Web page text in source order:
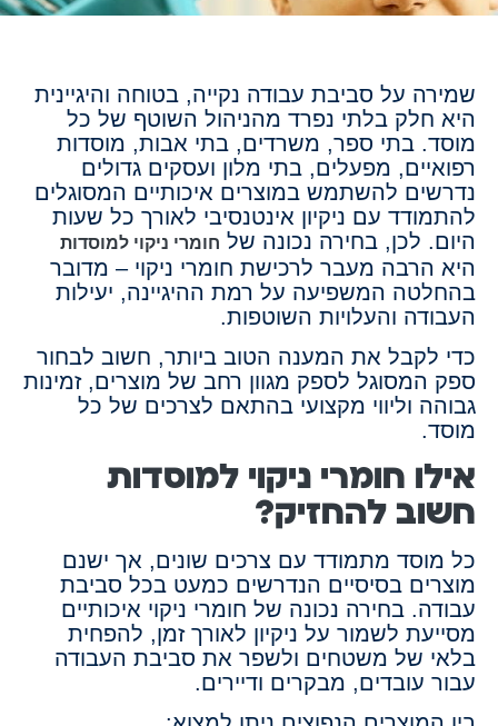
שמירה על סביבת עבודה נקייה, בטוחה והיגיינית
היא חלק בלתי נפרד מהניהול השוטף של כל
מוסד. בתי ספר, משרדים, בתי אבות, מוסדות
רפואיים, מפעלים, בתי מלון ועסקים גדולים
נדרשים להשתמש במוצרים איכותיים המסוגלים
להתמודד עם ניקיון אינטנסיבי לאורך כל שעות
היום. לכן, בחירה נכונה של חומרי ניקוי למוסדות
היא הרבה מעבר לרכישת חומרי ניקוי – מדובר
בהחלטה המשפיעה על רמת ההיגיינה, יעילות
העבודה והעלויות השוטפות.
כדי לקבל את המענה הטוב ביותר, חשוב לבחור
ספק המסוגל לספק מגוון רחב של מוצרים, זמינות
גבוהה וליווי מקצועי בהתאם לצרכים של כל
מוסד.
אילו חומרי ניקוי למוסדות
חשוב להחזיק?
כל מוסד מתמודד עם צרכים שונים, אך ישנם
מוצרים בסיסיים הנדרשים כמעט בכל סביבת
עבודה. בחירה נכונה של חומרי ניקוי איכותיים
מסייעת לשמור על ניקיון לאורך זמן, להפחית
בלאי של משטחים ולשפר את סביבת העבודה
עבור עובדים, מבקרים ודיירים.